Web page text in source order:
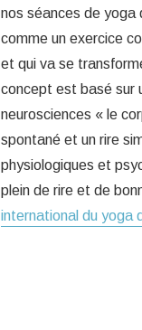
nos séances de yoga
comme un exercice
et qui va se
concept est basé sur
neurosciences « le
spontané et un rire
physiologiques et
plein de rire et de
international du yoga